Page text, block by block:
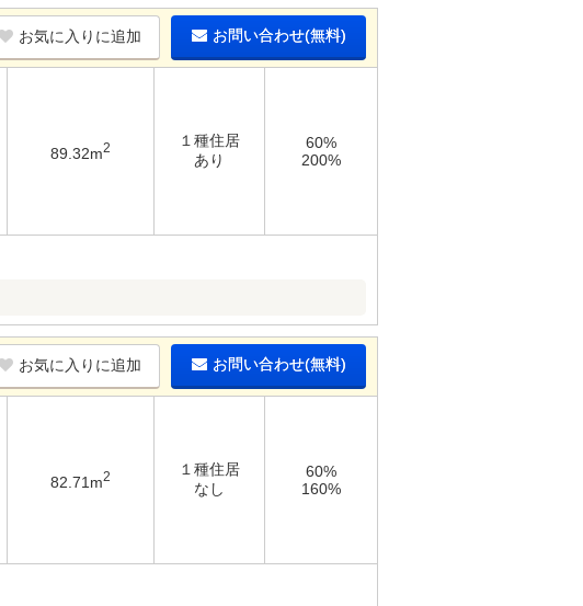
お気に入りに追加 お問い合わせ(無料)
89.32m2
１種住居
あり
60%
200%
お気に入りに追加 お問い合わせ(無料)
82.71m2
１種住居
なし
60%
160%